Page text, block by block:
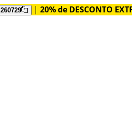
260729 | 20% de DESCONTO